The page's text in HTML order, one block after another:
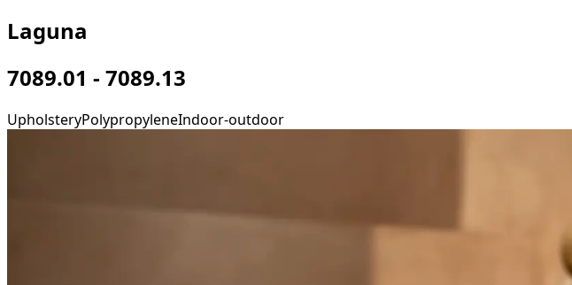
Laguna
7089.01 - 7089.13
UpholsteryPolypropyleneIndoor-outdoor